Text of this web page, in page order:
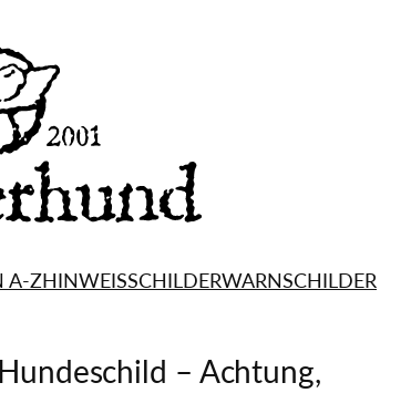
A-ZHINWEISSCHILDERWARNSCHILDER
– Achtung,